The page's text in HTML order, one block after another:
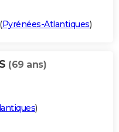
(Pyrénées-Atlantiques)
(69 ans)
)